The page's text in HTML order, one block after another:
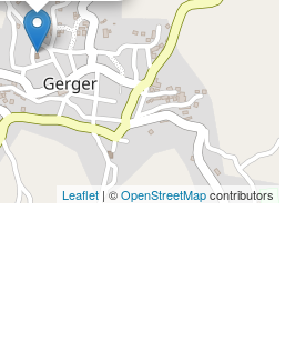
Leaflet | ©OpenStreetMapcontributors